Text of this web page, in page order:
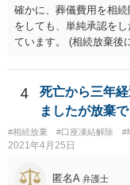
確かに、葬儀費用を相
をしても、単純承認を
ています。 (相続放棄後
述の手続ということだ
いということではなく
る程度の金額に留まる
に葬儀費用を支出する
ば相続財産から支出し
で、相続放棄申述が受
4
死亡から三年
ましたが放棄
#相続放棄 #口座凍結解除
2021年4月25日
匿名A 弁護士